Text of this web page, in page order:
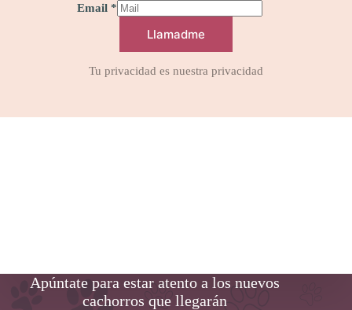
Email*
Llamadme
Tu privacidad es nuestra privacidad
Apúntate para estar atento a los nuevos
cachorros que llegarán